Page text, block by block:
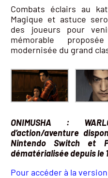
Combats éclairs au
Magique et astuce
des joueurs pour
mémorable
modernisée du grand
ONIMUSHA :
d’action/aventure
Nintendo Switch et
dématérialisée depuis le
Pour accéder à la